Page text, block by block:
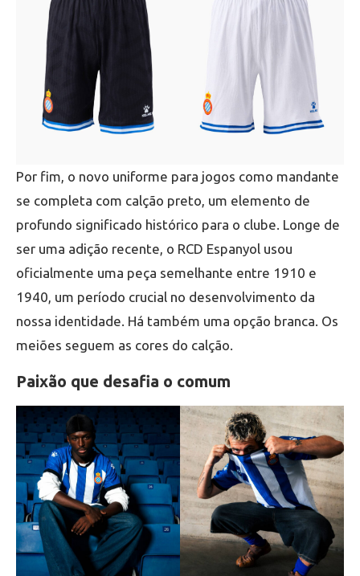
Por fim, o novo uniforme para jogos como mandante
se completa com calção preto, um elemento de
profundo significado histórico para o clube. Longe de
ser uma adição recente, o RCD Espanyol usou
oficialmente uma peça semelhante entre 1910 e
1940, um período crucial no desenvolvimento da
nossa identidade. Há também uma opção branca. Os
meiões seguem as cores do calção.
Paixão que desafia o comum